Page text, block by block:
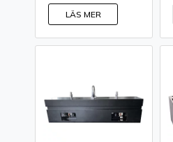
LÄS MER